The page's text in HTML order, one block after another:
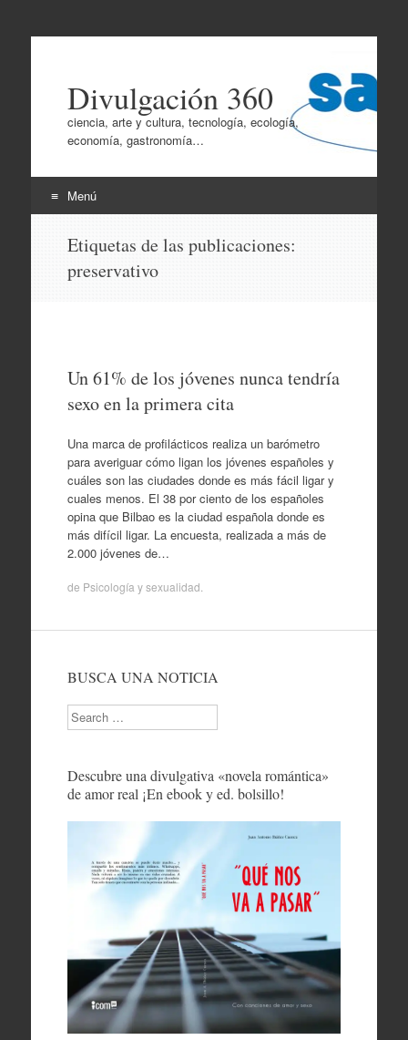
Divulgación 360
ciencia, arte y cultura, tecnología, ecología,
economía, gastronomía…
Menú
contenido
Etiquetas de las publicaciones:
preservativo
Un 61% de los jóvenes nunca tendría
sexo en la primera cita
Una marca de profilácticos realiza un barómetro
para averiguar cómo ligan los jóvenes españoles y
cuáles son las ciudades donde es más fácil ligar y
cuales menos. El 38 por ciento de los españoles
opina que Bilbao es la ciudad española donde es
más difícil ligar. La encuesta, realizada a más de
2.000 jóvenes de…
de Psicología y sexualidad
BUSCA UNA NOTICIA
Search
Descubre una divulgativa «novela romántica»
de amor real ¡En ebook y ed. bolsillo!